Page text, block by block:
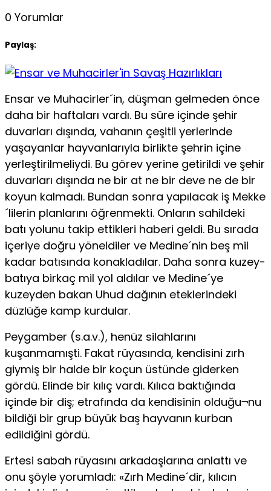
0 Yorumlar
Paylaş:
Ensar ve Muhacirler´in, düşman gelmeden önce
daha bir haftaları vardı. Bu süre içinde şehir
duvarları dışında, vahanın çeşitli yerlerinde
yaşayanlar hayvanlarıyla birlikte şehrin içine
yerleştirilmeliydi. Bu görev yerine getirildi ve şehir
duvarları dışında ne bir at ne bir deve ne de bir
koyun kalmadı. Bundan sonra yapılacak iş Mekke
´lilerin planlarını öğrenmekti. Onların sahildeki
batı yolunu takip ettikleri haberi geldi. Bu sırada
içeriye doğru yöneldiler ve Medine´nin beş mil
kadar batısında konakladılar. Daha sonra kuzey-
batıya birkaç mil yol aldılar ve Medine´ye
kuzeyden bakan Uhud dağının eteklerindeki
düzlüğe kamp kurdular.
Peygamber (s.a.v.), henüz silahlarını
kuşanmamışti. Fakat rüyasında, kendisini zırh
giymiş bir halde bir koçun üstünde giderken
gördü. Elinde bir kılıç vardı. Kılıca baktığında
içinde bir diş; etrafında da kendisinin olduğu¬nu
bildiği bir grup büyük baş hayvanın kurban
edildiğini gördü.
Ertesi sabah rüyasını arkadaşlarına anlattı ve
onu şöyle yorumladı: «Zırh Medine´dir, kılıcın